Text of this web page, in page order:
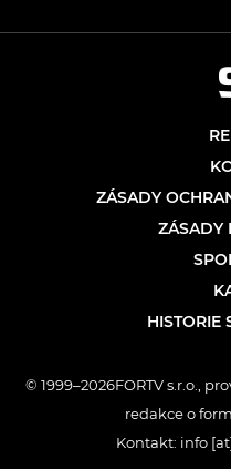
ZÁSADY
ZÁSADY
HISTORIE
© 1999–2026FORTV s.r.o.,
redakce o
Kontakt: info